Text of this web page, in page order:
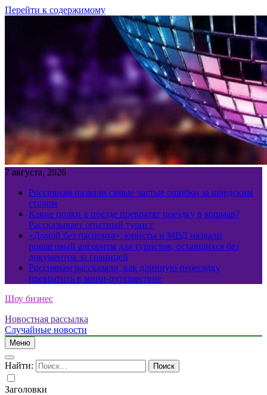
Перейти к содержимому
7 августа, 2026
Россиянам назвали самые частые ошибки за шведским
столом
Какие полки в поезде превратят поездку в кошмар?
Рассказывает опытный турист
«Домой без паспорта»: юристы и МВД назвали
пошаговый алгоритм для туристов, оставшихся без
документов за границей
Россиянам рассказали, как длинную пересадку
превратить в мини-путешествие
Шоу бизнес
Новостная рассылка
Случайные новости
Меню
Найти:
Заголовки